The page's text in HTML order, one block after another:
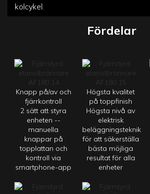
kolcykel.
Fördelar
Knapp på/av och
fjärrkontroll
2 sätt att styra
enheten --
manuella
knappar på
topplattan och
kontroll via
smartphone-app
Högsta kvalitet
på toppfinish
Högsta nivå av
elektrisk
beläggningsteknik
för att säkerställa
bästa möjliga
resultat för alla
enheter